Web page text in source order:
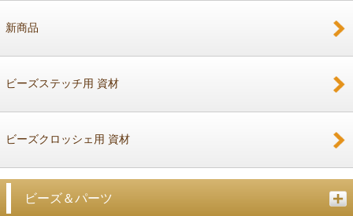
新商品
ビーズステッチ用 資材
ビーズクロッシェ用 資材
ビーズ＆パーツ